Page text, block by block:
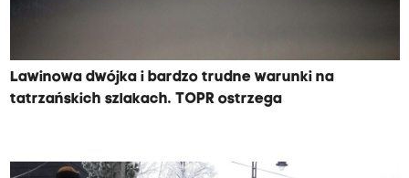
Lawinowa dwójka i bardzo trudne warunki na
tatrzańskich szlakach. TOPR ostrzega